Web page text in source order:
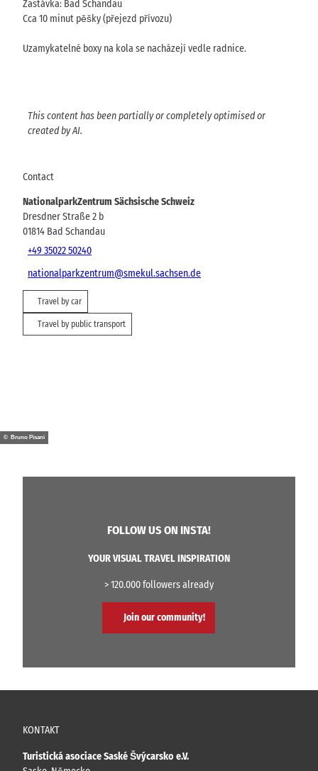
Zastávka: Bad Schandau
Cca 10 minut pěšky (přejezd přívozu)
Uzamykatelné boxy na kola se nacházejí vedle radnice.
This content has been partially or completely optimised or
created by AI.
Contact
NationalparkZentrum Sächsische Schweiz
Dresdner Straße 2 b
01814 Bad Schandau
+49 35022 50240
nationalparkzentrum@smekul.sachsen.de
Travel by car
Travel by public transport
© Bruno Pisani
FOLLOW US ON INSTA!
YOUR VISUAL TRAVEL INSPIRATION
> 120.000 followers already
Join our community!
KONTAKT
Turistická asociace Saské Švýcarsko e.V.